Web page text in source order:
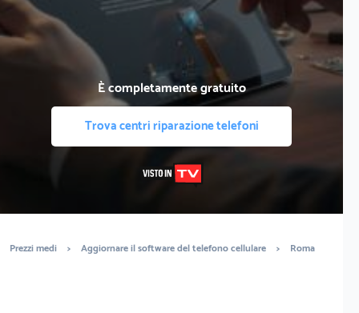
È completamente gratuito
Trova centri riparazione telefoni
Prezzi medi > Aggiornare il software del telefono cellulare > Roma